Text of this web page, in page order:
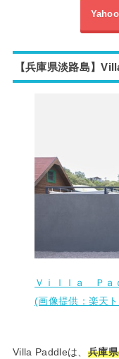
【兵庫県淡路島】
Ｖｉｌｌａ Ｐａ
(画像提供：楽天
Villa Paddleは、 兵庫